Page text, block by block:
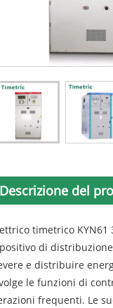
Descrizione del
timetrico
di
e distribuire
le funzioni di
frequenti. Le